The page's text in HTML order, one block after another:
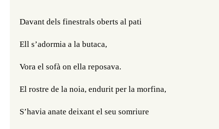
Davant dels finestrals oberts al pati
Ell s’adormia a la butaca,
Vora el sofà on ella reposava.
El rostre de la noia, endurit per la morfina,
S’havia anate deixant el seu somriure